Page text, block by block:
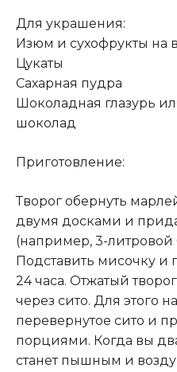
Для украшения:
Изюм и сухофрукты на
Цукаты
Сахарная пудра
Шоколадная глазурь
шоколад
Приготовление:
Творог обернуть
двумя досками и
(например, 3-литровой
Подставить мисочку и
24 часа. Отжатый
через сито. Для этого
перевернутое сито и
порциями. Когда вы
станет пышным и